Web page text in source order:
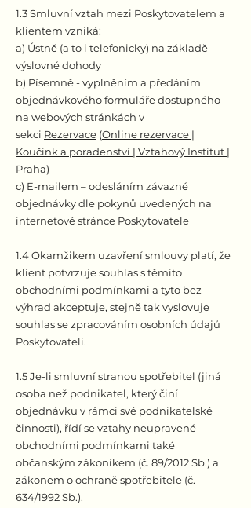
1.3 Smluvní vztah mezi Poskytovatelem a
klientem vzniká:
a) Ústně (a to i telefonicky) na základě
výslovné dohody
b) Písemně - vyplněním a předáním
objednávkového formuláře dostupného
na webových stránkách v
sekci Rezervace (Online rezervace |
Koučink a poradenství | Vztahový Institut |
Praha)
c) E-mailem – odesláním závazné
objednávky dle pokynů uvedených na
internetové stránce Poskytovatele
1.4 Okamžikem uzavření smlouvy platí, že
klient potvrzuje souhlas s těmito
obchodními podmínkami a tyto bez
výhrad akceptuje, stejně tak vyslovuje
souhlas se zpracováním osobních údajů
Poskytovateli.
1.5 Je-li smluvní stranou spotřebitel (jiná
osoba než podnikatel, který činí
objednávku v rámci své podnikatelské
činnosti), řídí se vztahy neupravené
obchodními podmínkami také
občanským zákoníkem (č. 89/2012 Sb.) a
zákonem o ochraně spotřebitele (č.
634/1992 Sb.).